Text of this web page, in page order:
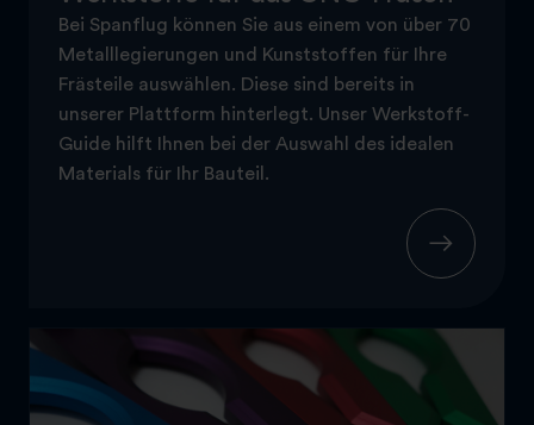
Bei Spanflug können Sie aus einem von über 70
Metalllegierungen und Kunststoffen für Ihre
Frästeile auswählen. Diese sind bereits in
unserer Plattform hinterlegt. Unser Werkstoff-
Guide hilft Ihnen bei der Auswahl des idealen
Materials für Ihr Bauteil.